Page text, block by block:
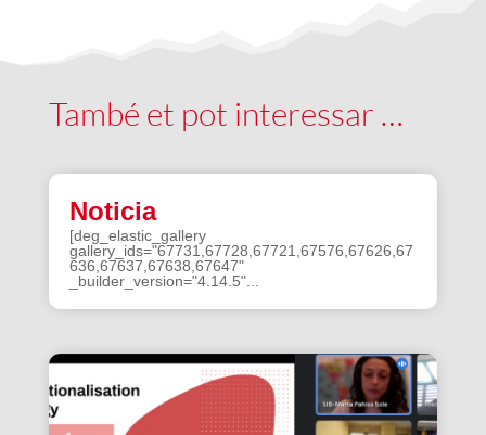
També et pot interessar …
Noticia
[deg_elastic_gallery
gallery_ids="67731,67728,67721,67576,67626,67
636,67637,67638,67647"
_builder_version="4.14.5"...